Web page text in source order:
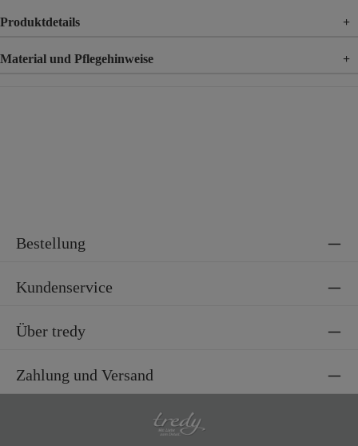
Produktdetails +
Material und Pflegehinweise +
Bestellung
Kundenservice
Über tredy
Zahlung und Versand